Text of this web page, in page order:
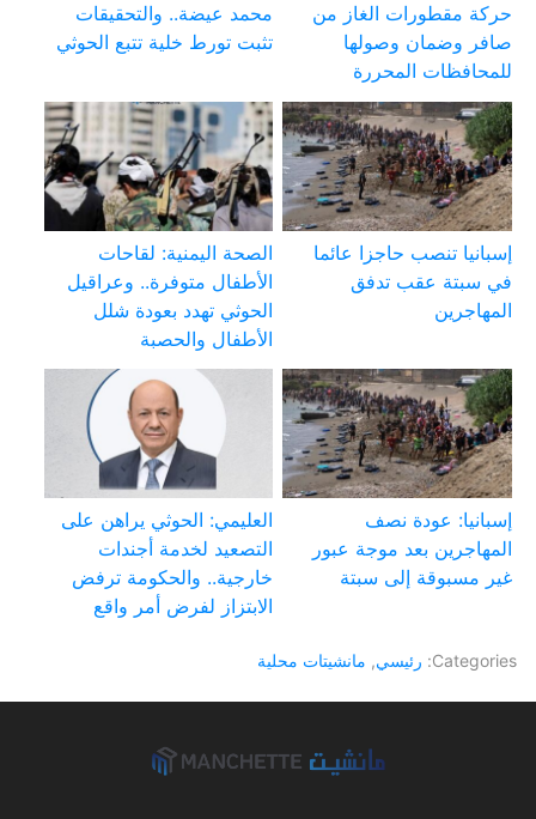
حركة مقطورات الغاز من
صافر وضمان وصولها
للمحافظات المحررة
محمد عيضة.. والتحقيقات
تثبت تورط خلية تتبع الحوثي
إسبانيا تنصب حاجزا عائما
في سبتة عقب تدفق
المهاجرين
الصحة اليمنية: لقاحات
الأطفال متوفرة.. وعراقيل
الحوثي تهدد بعودة شلل
الأطفال والحصبة
إسبانيا: عودة نصف
المهاجرين بعد موجة عبور
غير مسبوقة إلى سبتة
العليمي: الحوثي يراهن على
التصعيد لخدمة أجندات
خارجية.. والحكومة ترفض
الابتزاز لفرض أمر واقع
Categories: رئيسي, مانشيتات محلية